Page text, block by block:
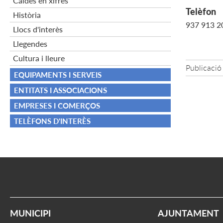
Història
Llocs d'interès
Llegendes
Cultura i lleure
EQUIPAMENTS I SERVEIS
ENTITATS I ASSOCIACIONS
EMPRESES I COMERÇOS
TELÈFONS D'INTERÈS
Telèfon
937 913
Publicació
MUNICIPI AJUNTAMENT